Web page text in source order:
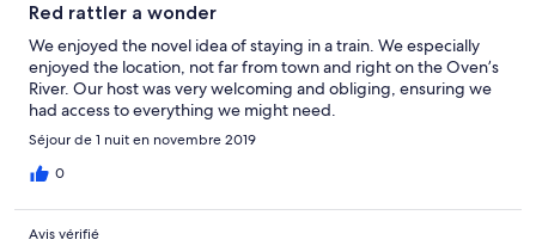
Red rattler a wonder
We enjoyed the novel idea of staying in a train. We especially
enjoyed the location, not far from town and right on the Oven’s
River. Our host was very welcoming and obliging, ensuring we
had access to everything we might need.
Séjour de 1 nuit en novembre 2019
0
Avis vérifié